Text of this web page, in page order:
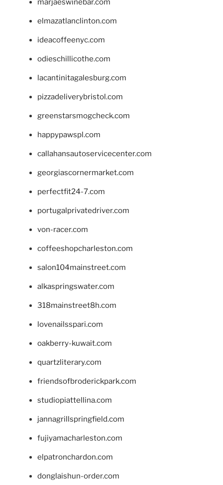
marjaeswinebar.com
elmazatlanclinton.com
ideacoffeenyc.com
odieschillicothe.com
lacantinitagalesburg.com
pizzadeliverybristol.com
greenstarsmogcheck.com
happypawspl.com
callahansautoservicecenter.com
georgiascornermarket.com
perfectfit24-7.com
portugalprivatedriver.com
von-racer.com
coffeeshopcharleston.com
salon104mainstreet.com
alkaspringswater.com
318mainstreet8h.com
lovenailsspari.com
oakberry-kuwait.com
quartzliterary.com
friendsofbroderickpark.com
studiopiattellina.com
jannagrillspringfield.com
fujiyamacharleston.com
elpatronchardon.com
donglaishun-order.com